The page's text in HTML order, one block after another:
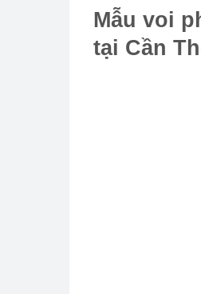
Mẫu voi
tại Cần